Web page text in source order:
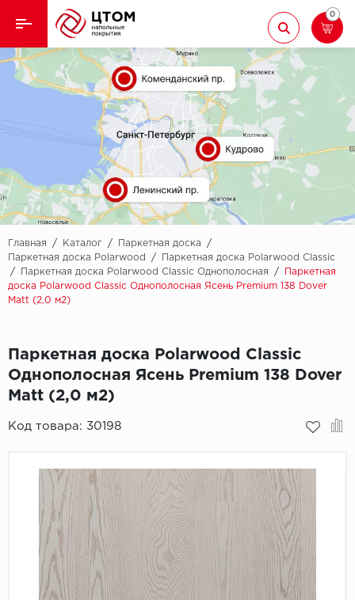
Назад
Кварцвиниловая плитка
Назад
Aberhof
Adelar
Alfa
AllureFloor
Aquamax
Berry Alloc
CorkArt Vinyl
CronaFloor
Damy Floor
Decoria
Ламинат
Ковролин
Линолеум
Паркет
Паркетная доска
Подложка
Пробковое покрытие
0
Главная / Каталог / Паркетная доска
/
Паркетная доска Polarwood
/
Паркетная доска Polarwood Classic
/
Паркетная доска Polarwood Classic Однополосная /
Паркетная
доска Polarwood Classic Однополосная Ясень Premium 138 Dover
Matt (2,0 м2)
Паркетная доска Polarwood Classic
Однополосная Ясень Premium 138 Dover
Matt (2,0 м2)
Код товара: 30198